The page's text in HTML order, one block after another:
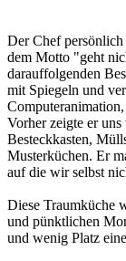
Der Chef
dem Motto "geht
darauffolgenden
mit Spiegeln und
Vorher zeigte er
Besteckkasten,
Musterküchen. Er
auf die wir selbst
Diese Traumküche
und pünktlichen
und wenig Platz